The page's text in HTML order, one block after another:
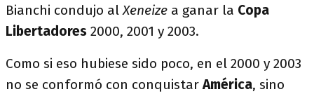
Bianchi condujo alXeneize a ganar la Copa
Libertadores 2000, 2001 y 2003.
Como si eso hubiese sido poco, en el 2000 y 2003
no se conformó con conquistarAmérica, sino